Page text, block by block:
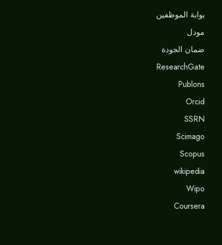
بوابة الموظفين
مودل
ضمان الجودة
ResearchGate
Publons
Orcid
SSRN
Scimago
Scopus
wikipedia
Wipo
Coursera